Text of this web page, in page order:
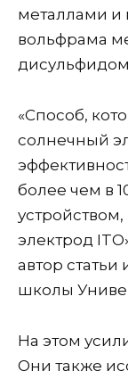
металлами и
вольфрама
«Способ,
солнечный
более чем в
электрод
автор
школы
На этом
Они также